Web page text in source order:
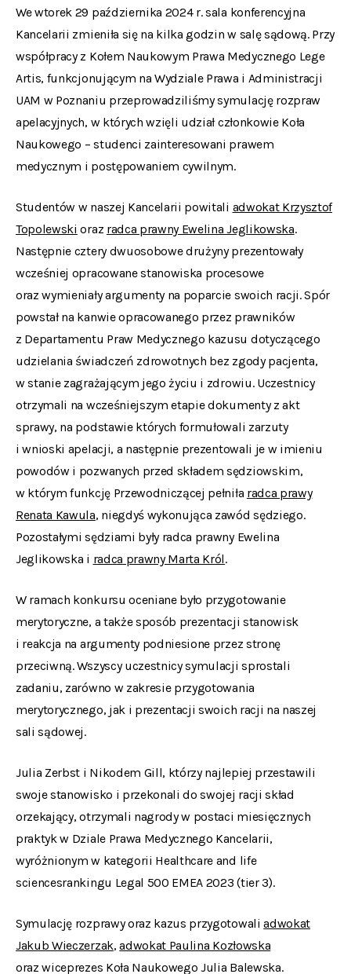
We wtorek 29 października 2024 r. sala konferencyjna
Kancelarii zmieniła się na kilka godzin w salę sądową. Przy
współpracy z Kołem Naukowym Prawa Medycznego Lege
Artis, funkcjonującym na Wydziale Prawa i Administracji
UAM w Poznaniu przeprowadziliśmy symulację rozpraw
apelacyjnych, w których wzięli udział członkowie Koła
Naukowego – studenci zainteresowani prawem
medycznym i postępowaniem cywilnym.
Studentów w naszej Kancelarii powitali adwokat Krzysztof
Topolewski oraz radca prawny Ewelina Jeglikowska.
Następnie cztery dwuosobowe drużyny prezentowały
wcześniej opracowane stanowiska procesowe
oraz wymieniały argumenty na poparcie swoich racji. Spór
powstał na kanwie opracowanego przez prawników
z Departamentu Praw Medycznego kazusu dotyczącego
udzielania świadczeń zdrowotnych bez zgody pacjenta,
w stanie zagrażającym jego życiu i zdrowiu. Uczestnicy
otrzymali na wcześniejszym etapie dokumenty z akt
sprawy, na podstawie których formułowali zarzuty
i wnioski apelacji, a następnie prezentowali je w imieniu
powodów i pozwanych przed składem sędziowskim,
w którym funkcję Przewodniczącej pełniła radca prawy
Renata Kawula, niegdyś wykonująca zawód sędziego.
Pozostałymi sędziami były radca prawny Ewelina
Jeglikowska i radca prawny Marta Król.
W ramach konkursu oceniane było przygotowanie
merytoryczne, a także sposób prezentacji stanowisk
i reakcja na argumenty podniesione przez stronę
przeciwną. Wszyscy uczestnicy symulacji sprostali
zadaniu, zarówno w zakresie przygotowania
merytorycznego, jak i prezentacji swoich racji na naszej
sali sądowej.
Julia Zerbst i Nikodem Gill, którzy najlepiej przestawili
swoje stanowisko i przekonali do swojej racji skład
orzekający, otrzymali nagrody w postaci miesięcznych
praktyk w Dziale Prawa Medycznego Kancelarii,
wyróżnionym w kategorii Healthcare and life
sciencesrankingu Legal 500 EMEA 2023 (tier 3).
Symulację rozprawy oraz kazus przygotowaliadwokat
Jakub Wieczerzak,adwokat Paulina Kozłowska
oraz wiceprezes Koła Naukowego Julia Balewska.